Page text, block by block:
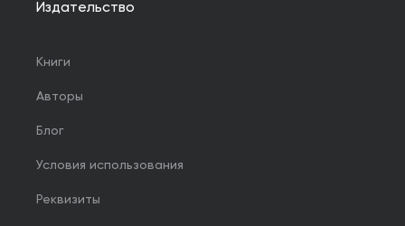
Издательство
Книги
Авторы
Блог
Условия использования
Реквизиты